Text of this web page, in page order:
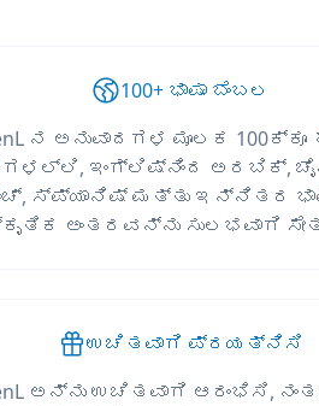
100+ ಭಾಷಾ ಬೆಂಬಲ
ನ ಅನುವಾದಗಳ ಮೂಲಕ 100ಕ್ಕೂ
ಇಂಗ್ಲಿಷ್‌ನಿಂದ ಅರಬಿಕ್,
ಸ್ಪ್ಯಾನಿಷ್ ಮತ್ತು ಇನ್ನಿತರ
ಅಂತರವನ್ನು ಸುಲಭವಾಗಿ
ಉಚಿತವಾಗಿ ಪ್ರಯತ್ನಿಸಿ
ಅನ್ನು ಉಚಿತವಾಗಿ ಆರಂಭಿಸಿ,